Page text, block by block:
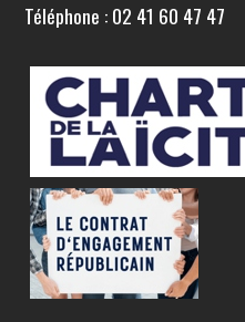
Téléphone : 02 41 60 47 47